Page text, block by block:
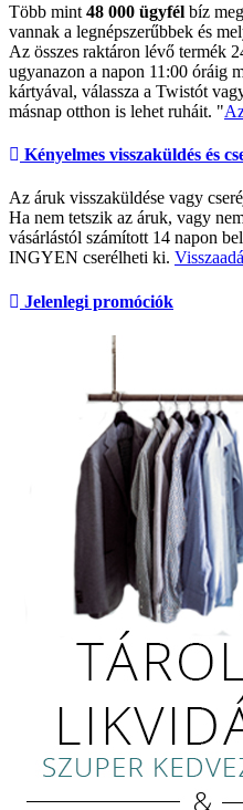
Több mint 48 000 ügyfél bíz
vannak a legnépszerűbbek és
Az összes raktáron lévő termék
ugyanazon a napon 11:00 óráig
kártyával, válassza a Twistót
másnap otthon is lehet ruháit. "
Kényelmes visszaküldés és
Az áruk visszaküldése vagy
Ha nem tetszik az áruk, vagy
vásárlástól számított 14 napon
INGYEN cserélheti ki.
Jelenlegi promóciók